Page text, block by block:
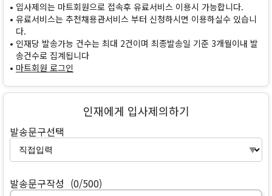
입사제의는 마트회원으로 접속후 유료서비스 이용시 가능합니다.
유료서비스는 추천채용관서비스 부터 신청하시면 이용하실수 있습니
다.
인재당 발송가능 건수는 최대 2건이며 최종발송일 기준 3개월이내 발
송건수로 집계됩니다
마트회원 로그인
인재에게 입사제의하기
발송문구선택
발송문구작성 (0/500)